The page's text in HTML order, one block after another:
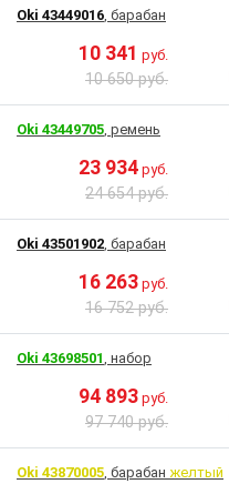
Oki 43449016, барабан
10 341 руб.
10 650 руб.
Oki 43449705, ремень
23 934 руб.
24 654 руб.
Oki 43501902, барабан
16 263 руб.
16 752 руб.
Oki 43698501, набор
94 893 руб.
97 740 руб.
Oki 43870005, барабан желтый